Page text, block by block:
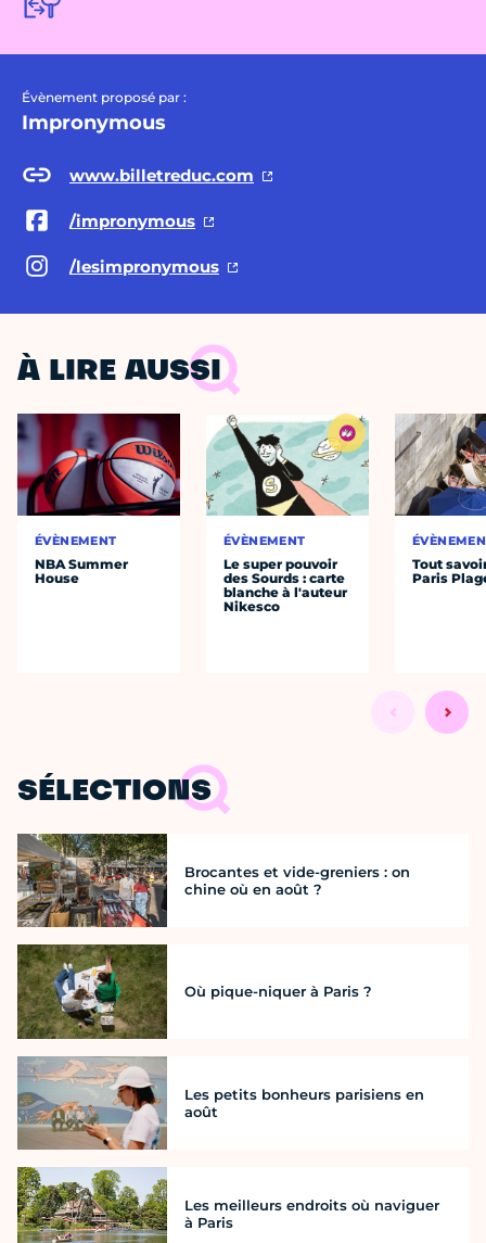
Évènement proposé par :
Impronymous
www.billetreduc.com
/impronymous
/lesimpronymous
À LIRE AUSSI
ÉVÈNEMENT
NBA Summer
House
ÉVÈNEMENT
Le super pouvoir
des Sourds : carte
blanche à l'auteur
Nikesco
Tout
Paris
SÉLECTIONS
Brocantes et vide-greniers : on
chine où en août ?
Où pique-niquer à Paris ?
Les petits bonheurs parisiens en
août
Les meilleurs endroits où naviguer
à Paris